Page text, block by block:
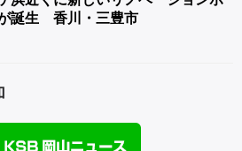
誕生 香川・三豊市